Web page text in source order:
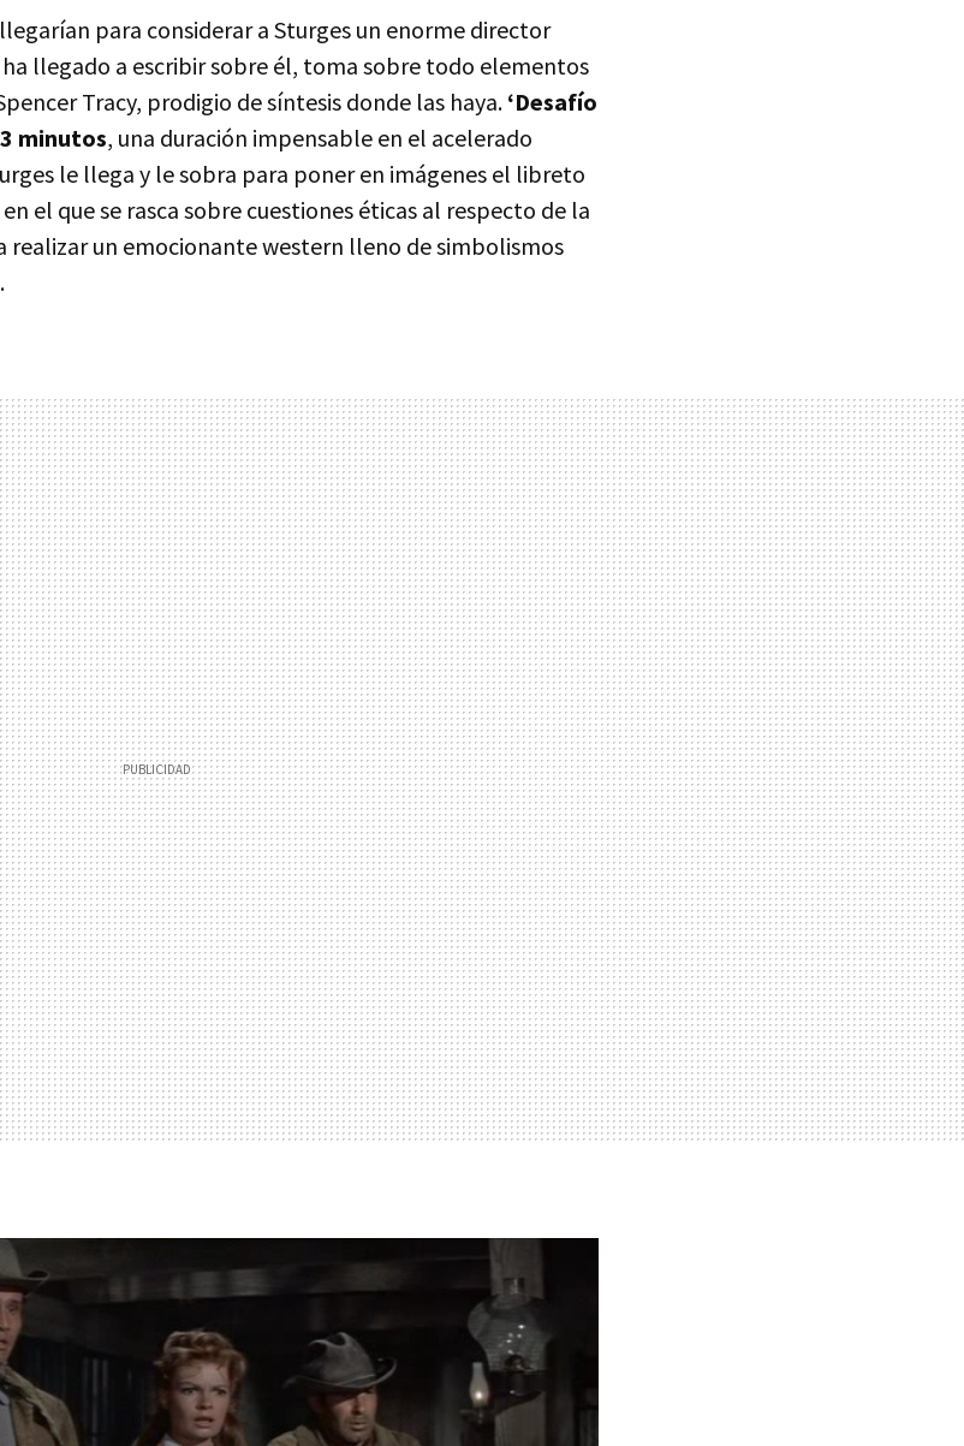
para considerar a Sturges un enorme director
llegado a escribir sobre él, toma sobre todo elementos
Tracy, prodigio de síntesis donde las haya. ‘Desafío
minutos, una duración impensable en el acelerado
le llega y le sobra para poner en imágenes el libreto
en el que se rasca sobre cuestiones éticas al respecto de la
realizar un emocionante western lleno de simbolismos